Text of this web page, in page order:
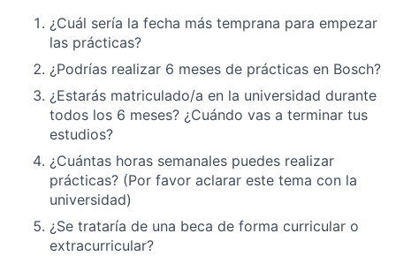
¿Cuál sería la fecha más temprana para empezar
las prácticas?
¿Podrías realizar 6 meses de prácticas en Bosch?
¿Estarás matriculado/a en la universidad durante
todos los 6 meses? ¿Cuándo vas a terminar tus
estudios?
¿Cuántas horas semanales puedes realizar
prácticas? (Por favor aclarar este tema con la
universidad)
¿Se trataría de una beca de forma curricular o
extracurricular?